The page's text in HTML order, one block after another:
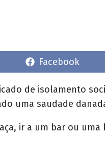
S
h
r
o
Facebook
de isolamento
uma saudade
ir a um bar ou